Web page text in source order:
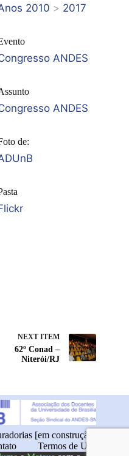
2010 > 2017
ANDES
ANDES
de:
NEXT ITEM
62º Conad –
Niterói/RJ
[em construção]
Termos de Uso